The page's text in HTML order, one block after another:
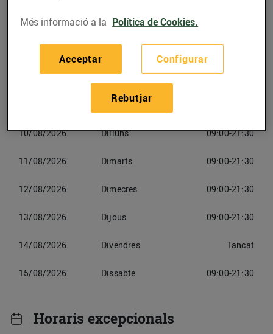
07/08/2026 Divendres 09:00-21:30
08/08/2026 Dissabte 09:00-21:30
Diumenge
10/08/2026 Dilluns 09:00-21:30
11/08/2026 Dimarts 09:00-21:30
12/08/2026 Dimecres 09:00-21:30
13/08/2026 Dijous 09:00-21:30
14/08/2026 Divendres Tancat
15/08/2026 Dissabte 09:00-21:30
Horaris excepcionals
Més informació a la Política de Cookies.
Configurar
Rebutjar
Acceptar